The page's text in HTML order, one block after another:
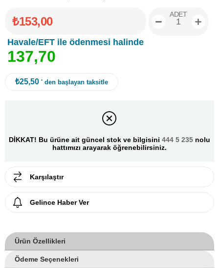
₺153,00
Havale/EFT ile ödenmesi halinde
137,70
ADET
₺25,50 ' den başlayan taksitle
DİKKAT! Bu ürüne ait güncel stok ve bilgisini 444 5 235 nolu
hattımızı arayarak öğrenebilirsiniz.
Karşılaştır
Gelince Haber Ver
Ürün Özellikleri
Ödeme Seçenekleri